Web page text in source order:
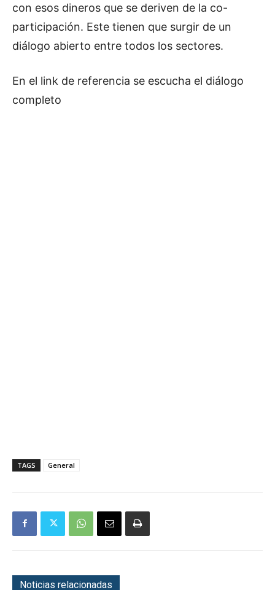
con esos dineros que se deriven de la co-
participación. Este tienen que surgir de un
diálogo abierto entre todos los sectores.
En el link de referencia se escucha el diálogo
completo
TAGS General
Noticias relacionadas